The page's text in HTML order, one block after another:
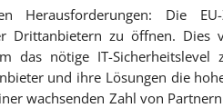
Die EU-
Drittanbietern zu öffnen. Dies
das nötige IT-Sicherheitslevel
und ihre Lösungen die
wachsenden Zahl von